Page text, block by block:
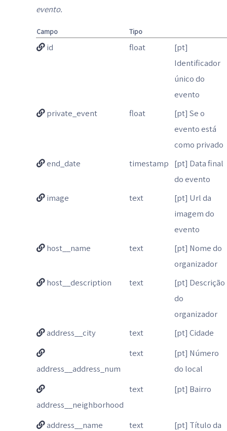
evento.
Campo Tipo
id float
[pt]
Identificador
único do
evento
private_event
float
[pt] Se o
evento está
como privado
end_date
timestamp [pt] Data final
do evento
image
text
[pt] Url da
imagem do
evento
host__name
text
[pt] Nome do
organizador
host__description
text
[pt] Descrição
do
organizador
address__city
text [pt] Cidade
address__address_num
text
[pt] Número
do local
address__neighborhood
text [pt] Bairro
address__name text
[pt] Título da